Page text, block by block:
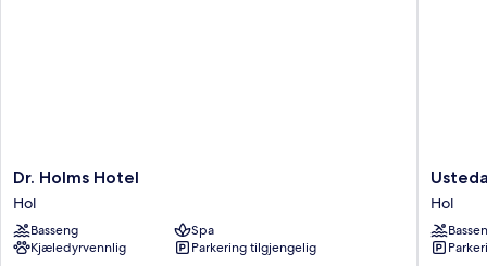
Dr.
Holms
Hotel
Hol
Dr. Holms Hotel
Hol
Basseng
Spa
Kjæledyrvennlig
Parkering tilgjengelig
Hotell
Geilo
Hol
Hol